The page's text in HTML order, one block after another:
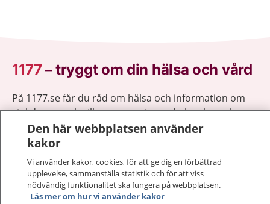
1177–tryggt om din hälsa och vård
På 1177.se får du råd om hälsa och information om
sjukdomar och vilka mottagningar du kan kontakta.
Logga in för att läsa din journal och göra dina
vårdärenden. Ring telefonnummer 1177 för
sjukvårdsrådgivning dygnet runt.
1177 ger dig råd när du vill må bättre.
Den här webbplatsen använder
kakor
Vi använder kakor, cookies, för att ge dig en förbättrad
upplevelse, sammanställa statistik och för att viss
nödvändig funktionalitet ska fungera på webbplatsen.
Läs mer om hur vi använder kakor